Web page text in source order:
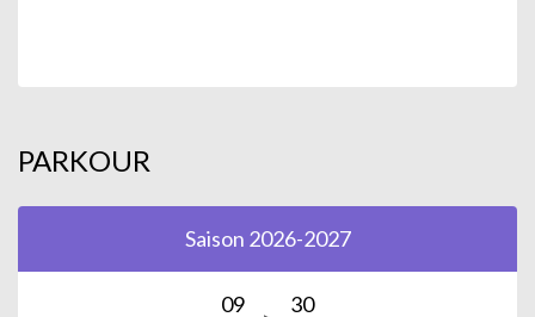
PARKOUR
Saison 2026-2027
09
30